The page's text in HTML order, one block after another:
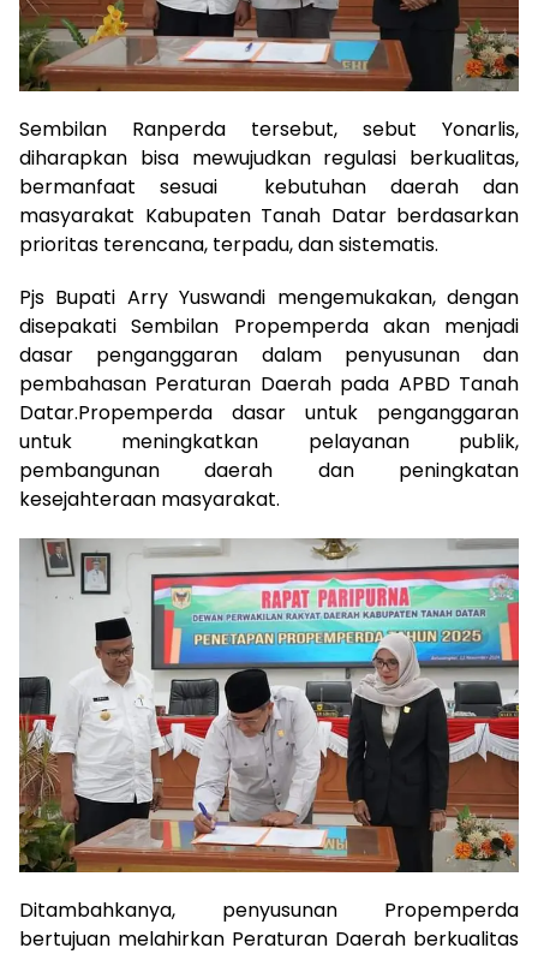
Sembilan Ranperda tersebut, sebut Yonarlis,
diharapkan bisa mewujudkan regulasi berkualitas,
bermanfaat sesuai kebutuhan daerah dan
masyarakat Kabupaten Tanah Datar berdasarkan
prioritas terencana, terpadu, dan sistematis.
Pjs Bupati Arry Yuswandi mengemukakan, dengan
disepakati Sembilan Propemperda akan menjadi
dasar penganggaran dalam penyusunan dan
pembahasan Peraturan Daerah pada APBD Tanah
Datar.Propemperda dasar untuk penganggaran
untuk meningkatkan pelayanan publik,
pembangunan daerah dan peningkatan
kesejahteraan masyarakat.
Ditambahkanya, penyusunan Propemperda
bertujuan melahirkan Peraturan Daerah berkualitas